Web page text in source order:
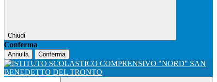
Chiudi
Conferma
Annulla Conferma